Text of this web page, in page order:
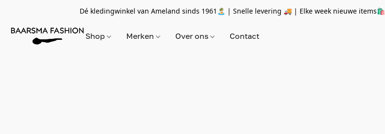
Dé kledingwinkel van Ameland sinds 1961🏝 | Snelle levering 🚚 | Elke week nieuwe items🛍
Shop Merken Over ons Contact